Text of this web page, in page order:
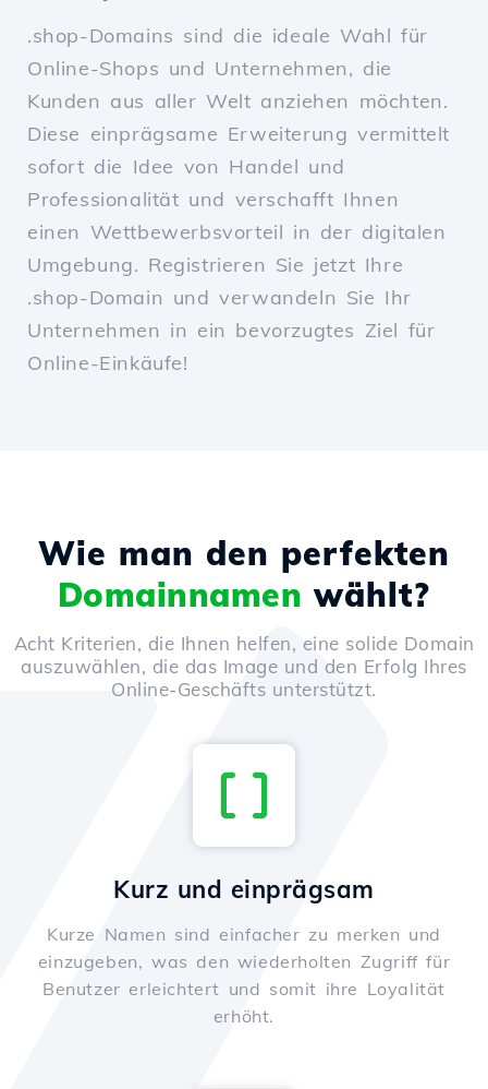
.shop-Domains sind die ideale Wahl für
Online-Shops und Unternehmen, die
Kunden aus aller Welt anziehen möchten.
Diese einprägsame Erweiterung vermittelt
sofort die Idee von Handel und
Professionalität und verschafft Ihnen
einen Wettbewerbsvorteil in der digitalen
Umgebung. Registrieren Sie jetzt Ihre
.shop-Domain und verwandeln Sie Ihr
Unternehmen in ein bevorzugtes Ziel für
Online-Einkäufe!
Wie man den perfekten
Domainnamen wählt?
Acht Kriterien, die Ihnen helfen, eine solide Domain
auszuwählen, die das Image und den Erfolg Ihres
Online-Geschäfts unterstützt.
Kurz und einprägsam
Kurze Namen sind einfacher zu merken und
einzugeben, was den wiederholten Zugriff für
Benutzer erleichtert und somit ihre Loyalität
erhöht.